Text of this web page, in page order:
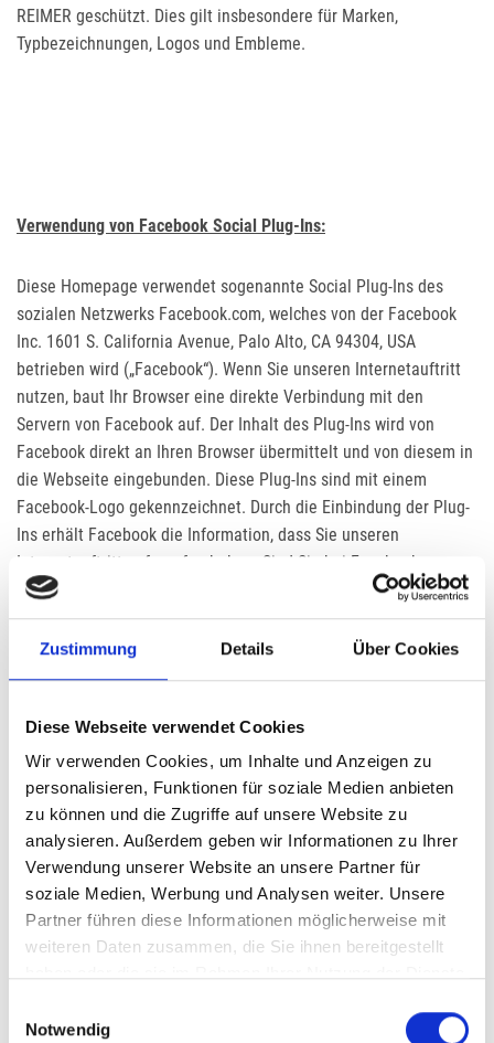
Zustimmung Details Über Cookies
Diese Webseite verwendet Cookies
Wir verwenden Cookies, um Inhalte und Anzeigen zu
personalisieren, Funktionen für soziale Medien anbieten
zu können und die Zugriffe auf unsere Website zu
analysieren. Außerdem geben wir Informationen zu Ihrer
Verwendung unserer Website an unsere Partner für
soziale Medien, Werbung und Analysen weiter. Unsere
Partner führen diese Informationen möglicherweise mit
weiteren Daten zusammen, die Sie ihnen bereitgestellt
Notwendig
REIMER geschützt. Dies gilt insbesondere für Marken,
Typbezeichnungen, Logos und Embleme.
Verwendung von Facebook Social Plug-Ins:
Diese Homepage verwendet sogenannte Social Plug-Ins des
sozialen Netzwerks Facebook.com, welches von der Facebook
Inc. 1601 S. California Avenue, Palo Alto, CA 94304, USA
betrieben wird („Facebook“). Wenn Sie unseren Internetauftritt
nutzen, baut Ihr Browser eine direkte Verbindung mit den
Servern von Facebook auf. Der Inhalt des Plug-Ins wird von
Facebook direkt an Ihren Browser übermittelt und von diesem in
die Webseite eingebunden. Diese Plug-Ins sind mit einem
Facebook-Logo gekennzeichnet. Durch die Einbindung der Plug-
Ins erhält Facebook die Information, dass Sie unseren
Internetauftritt aufgerufen haben. Sind Sie bei Facebook
eingeloggt, kann Facebook den Besuch Ihrem Facebook-Konto
zuordnen. Wenn Sie mit den Plug-Ins interagieren, z. B. den
„Gefällt Mir“ Button betätigen, wird die entsprechende
und die weitere Verarbeitung und Nutzung der Daten durch
Facebook sowie Ihre diesbezüglichen Rechte und
Einstellungsmöglichkeiten zum Schutz Ihrer Privatsphäre
entnehmen Sie bitte den Datenschutzhinweisen von Facebook
http://www.facebook.com/policy.php). Wenn Sie nicht möchten,
dass Facebook über unseren Internetauftritt Daten über Sie
sammelt, müssen Sie sich vor Ihrem Besuch Ihres
Internetauftritts bei Facebook ausloggen.